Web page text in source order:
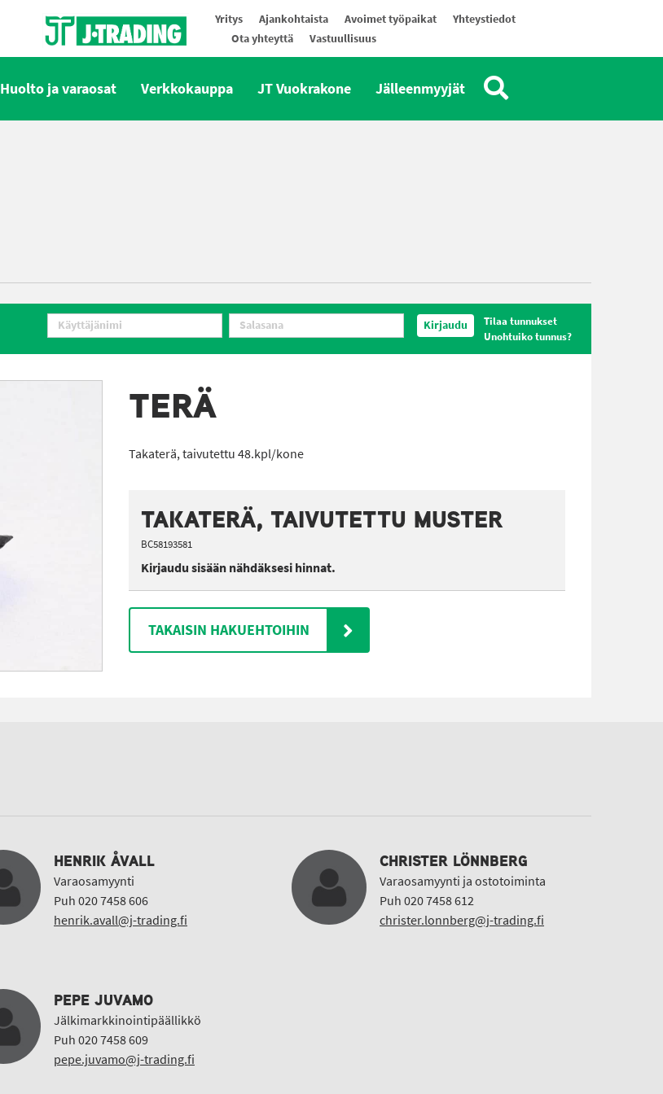
Yritys Ajankohtaista Avoimet työpaikat
Yhteystiedot
Ota yhteyttä
Vastuullisuus
Huolto ja varaosat Verkkokauppa JT Vuokrakone Jälleenmyyjät
Kirjaudu
Tilaa tunnukset
Unohtuiko tunnus?
TERÄ
Takaterä, taivutettu 48.kpl/kone
TAKATERÄ, TAIVUTETTU MUSTER
BC58193581
Kirjaudu sisään nähdäksesi hinnat.
TAKAISIN HAKUEHTOIHIN
HENRIK ÅVALL
Varaosamyynti
Puh 020 7458 606
henrik.avall@j-trading.fi
CHRISTER LÖNNBERG
Varaosamyynti ja ostotoiminta
Puh 020 7458 612
christer.lonnberg@j-trading.fi
PEPE JUVAMO
Jälkimarkkinointipäällikkö
Puh 020 7458 609
pepe.juvamo@j-trading.fi